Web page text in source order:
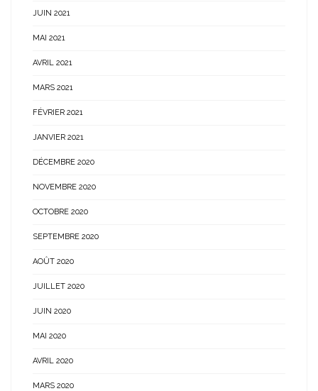
JUIN 2021
MAI 2021
AVRIL 2021
MARS 2021
FÉVRIER 2021
JANVIER 2021
DÉCEMBRE 2020
NOVEMBRE 2020
OCTOBRE 2020
SEPTEMBRE 2020
AOÛT 2020
JUILLET 2020
JUIN 2020
MAI 2020
AVRIL 2020
MARS 2020